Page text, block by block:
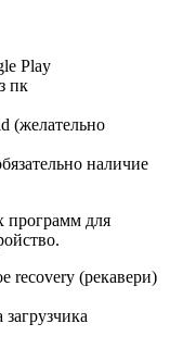
Play
пк
(желательно
наличие
программ для
recovery (рекавери)